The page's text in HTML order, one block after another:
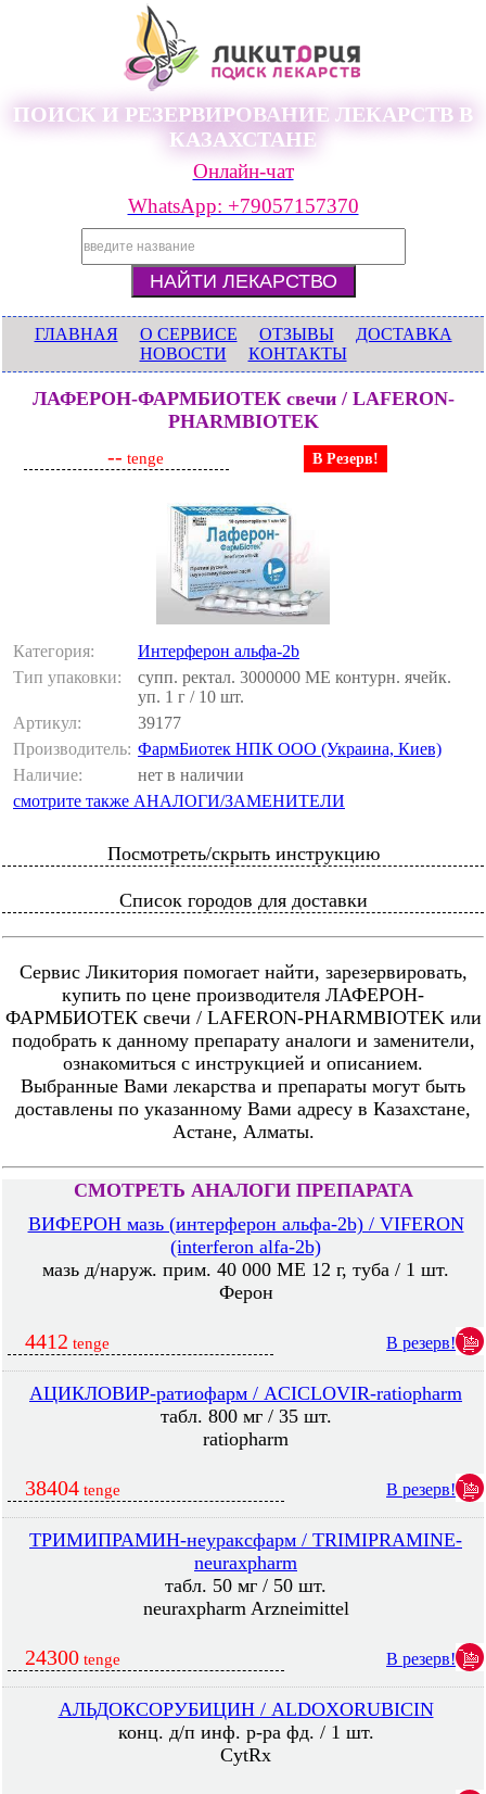
ПОИСК И РЕЗЕРВИРОВАНИЕ ЛЕКАРСТВ В
КАЗАХСТАНЕ
Онлайн-чат
WhatsApp: +79057157370
ГЛАВНАЯ О СЕРВИСЕ ОТЗЫВЫ
ДОСТАВКА
НОВОСТИ
КОНТАКТЫ
ЛАФЕРОН-ФАРМБИОТЕК свечи / LAFERON-
PHARMBIOTEK
-- tenge В Резерв!
Категория:
Интерферон альфа-2b
Тип упаковки:
супп. ректал. 3000000 МЕ контурн. ячейк.
уп. 1 г / 10 шт.
Артикул:
39177
Производитель: ФармБиотек НПК ООО (Украина, Киев)
Наличие:
нет в наличии
смотрите также АНАЛОГИ/ЗАМЕНИТЕЛИ
Посмотреть/скрыть инструкцию
Список городов для доставки
Сервис Ликитория помогает найти, зарезервировать,
купить по цене производителя ЛАФЕРОН-
ФАРМБИОТЕК свечи / LAFERON-PHARMBIOTEK или
подобрать к данному препарату аналоги и заменители,
ознакомиться с инструкцией и описанием.
Выбранные Вами лекарства и препараты могут быть
доставлены по указанному Вами адресу в Казахстане,
Астане, Алматы.
СМОТРЕТЬ АНАЛОГИ ПРЕПАРАТА
ВИФЕРОН мазь (интерферон альфа-2b) / VIFERON
(interferon alfa-2b)
мазь д/наруж. прим. 40 000 МЕ 12 г, туба / 1 шт.
Ферон
4412 tenge В резерв!
АЦИКЛОВИР-ратиофарм / ACICLOVIR-ratiopharm
табл. 800 мг / 35 шт.
ratiopharm
38404 tenge В резерв!
ТРИМИПРАМИН-неураксфарм / TRIMIPRAMINE-
neuraxpharm
табл. 50 мг / 50 шт.
neuraxpharm Arzneimittel
24300 tenge В резерв!
АЛЬДОКСОРУБИЦИН / ALDOXORUBICIN
конц. д/п инф. р-ра фд. / 1 шт.
CytRx